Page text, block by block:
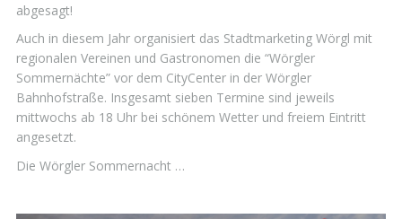
abgesagt!
Auch in diesem Jahr organisiert das Stadtmarketing Wörgl mit
regionalen Vereinen und Gastronomen die “Wörgler
Sommernächte” vor dem CityCenter in der Wörgler
Bahnhofstraße. Insgesamt sieben Termine sind jeweils
mittwochs ab 18 Uhr bei schönem Wetter und freiem Eintritt
angesetzt.
Die Wörgler Sommernacht …